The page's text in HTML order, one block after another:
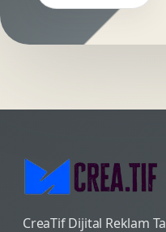
CreaTif Dijital Reklam